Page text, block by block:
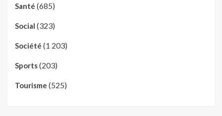
Santé (685)
Social (323)
Société (1 203)
Sports(203)
Tourisme (525)